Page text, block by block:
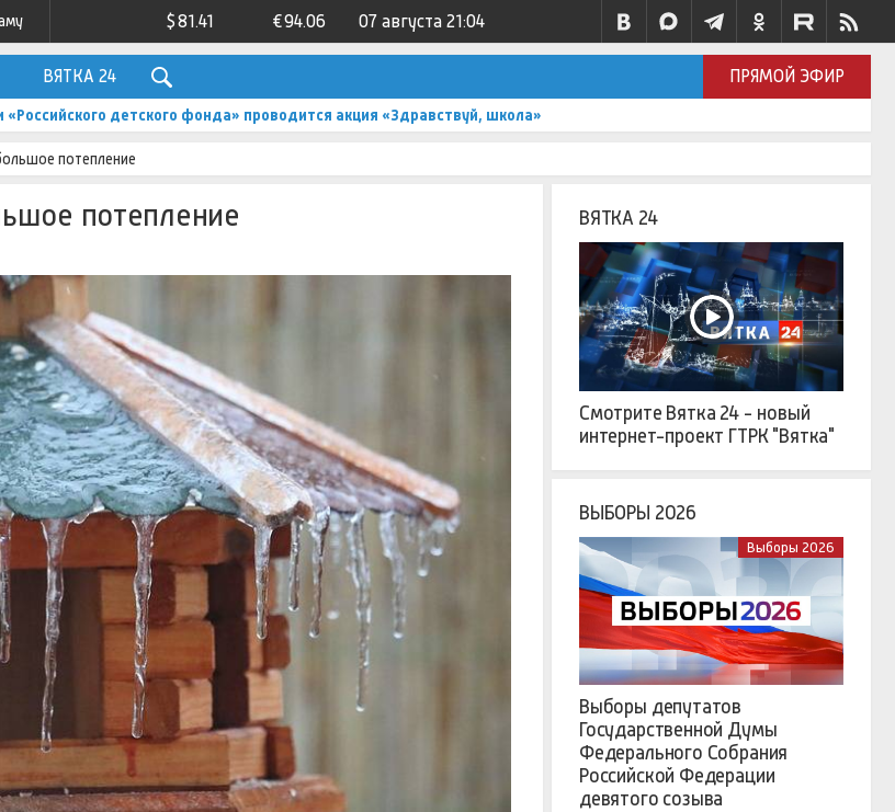
$81.41 €94.06 07 августа 21:04
ВЯТКА 24 ПРЯМОЙ ЭФИР
детского фонда» проводится акция «Здравствуй, школа»
потепление
потепление ВЯТКА 24
Смотрите Вятка 24 - новый
интернет-проект ГТРК "Вятка"
ВЫБОРЫ 2026
Выборы 2026
Выборы депутатов
Государственной Думы
Федерального Собрания
Российской Федерации
девятого созыва